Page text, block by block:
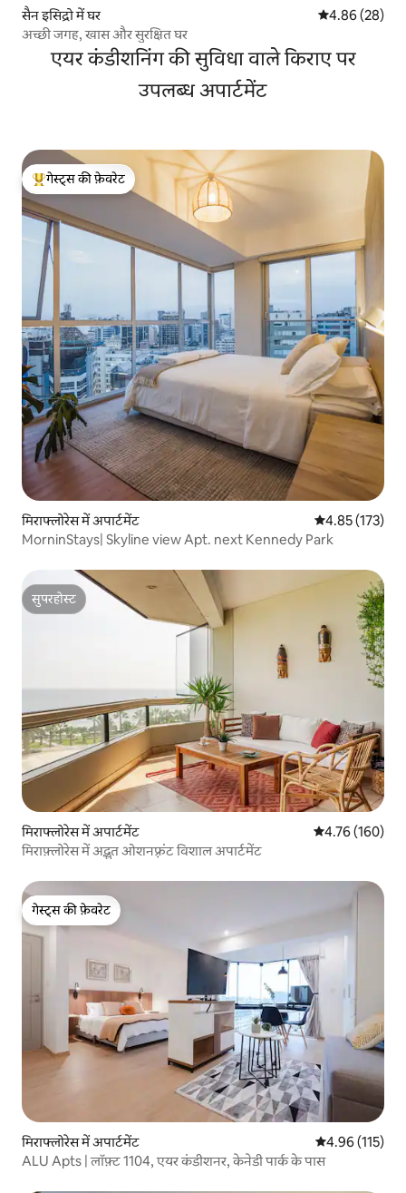
सैन इसिद्रो में घर औसत रेटिंग 5 में
4.86 (28)
अच्छी जगह, खास और सुरक्षित घर
एयर कंडीशनिंग की सुविधा वाले किराए पर
उपलब्ध अपार्टमेंट
गेस्ट्स का टॉप फ़ेवरेट
गेस्ट्स की फ़ेवरेट
मिराफ्लोरेस में अपार्टमेंट औसत रेटिंग 5 में से
4.85 (173)
MorninStays| Skyline view Apt. next Kennedy Park
सुपरहोस्ट
सुपरहोस्ट
मिराफ्लोरेस में अपार्टमेंट औसत रेटिंग 5 में से
4.76 (160)
मिराफ़्लोरेस में अद्भुत ओशनफ़्रंट विशाल अपार्टमेंट
गेस्ट्स की फ़ेवरेट
गेस्ट्स की फ़ेवरेट
मिराफ्लोरेस में अपार्टमेंट औसत रेटिंग 5 में से
4.96 (115)
ALU Apts | लॉफ़्ट 1104, एयर कंडीशनर, केनेडी पार्क के पास